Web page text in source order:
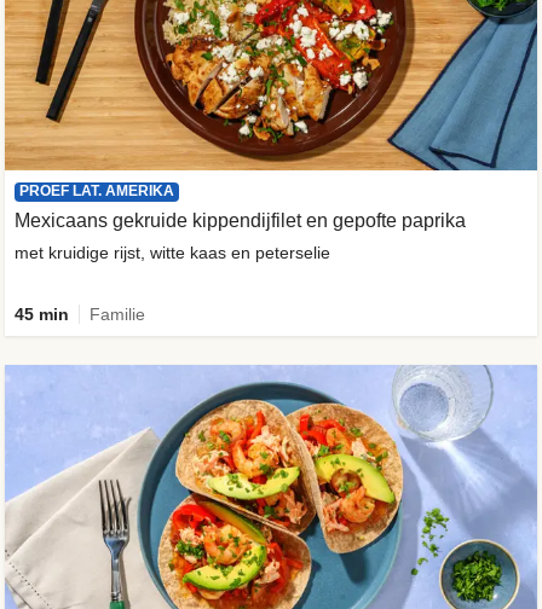
PROEF LAT. AMERIKA
Mexicaans gekruide kippendijfilet en gepofte paprika
met kruidige rijst, witte kaas en peterselie
45 min Familie